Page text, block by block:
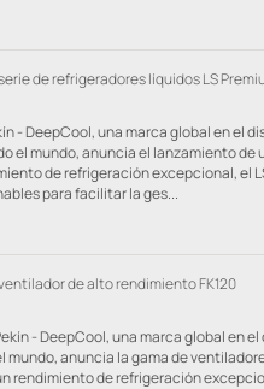
de refrigeradores líquidos LS
- DeepCool, una marca global en
el mundo, anuncia el lanzamiento
de refrigeración excepcional, el
para facilitar la ges...
de alto rendimiento FK120
- DeepCool, una marca global
anuncia la gama de
rendimiento de refrigeración